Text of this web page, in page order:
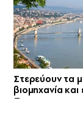
Στερεύουν τα
βιομηχανία